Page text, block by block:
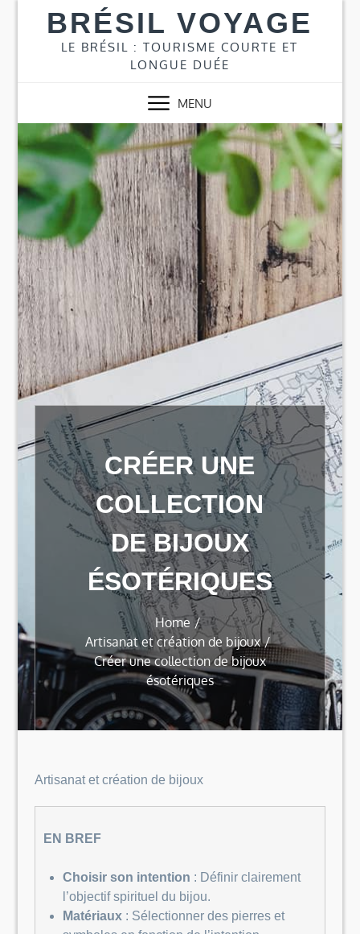
content
BRÉSIL VOYAGE
LE BRÉSIL : TOURISME COURTE ET
LONGUE DUÉE
MENU
CRÉER UNE
COLLECTION
DE BIJOUX
ÉSOTÉRIQUES
Home
Artisanat et création de bijoux
Créer une collection de bijoux
ésotériques
Artisanat et création de bijoux
EN BREF
Choisir son intention : Définir clairement
l’objectif spirituel du bijou.
Matériaux: Sélectionner des pierres et